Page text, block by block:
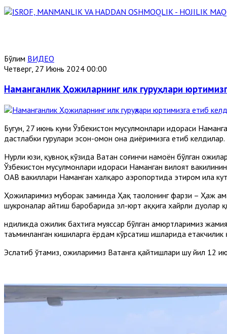
Бўлим ВИДЕО
Четверг, 27 Июнь 2024 00:00
Наманганлик Ҳожиларнинг илк гуруҳлари
Бугун, 27 июнь куни Ўзбекистон мусулмонлари идораси
дастлабки гуруҳлари эсон-омон она диёримизга етиб келдилар.
Нурли юзи, қувноқ кўзида Ватан соғинчи намоён бўлган
Ўзбекистон мусулмонлари идораси Наманган вилоят
ОАВ вакиллари Наманган халқаро аэропортида эҳтиром ила
Ҳожиларимиз муборак заминда Ҳақ таолонинг фарзи – Ҳаж
шукроналар айтиш баробарида эл-юрт ҳаққига хайрли дуолар
ндиликда ҳожилик бахтига муяссар бўлган ҳамюртларимиз
таъминланган кишиларга ёрдам кўрсатиш ишларида
Эслатиб ўтамиз, ҳожиларимиз Ватанга қайтишлари шу йил 12